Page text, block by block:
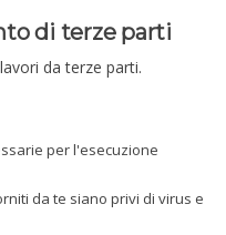
di terze parti
da terze parti.
per l'esecuzione
da te siano privi di virus e